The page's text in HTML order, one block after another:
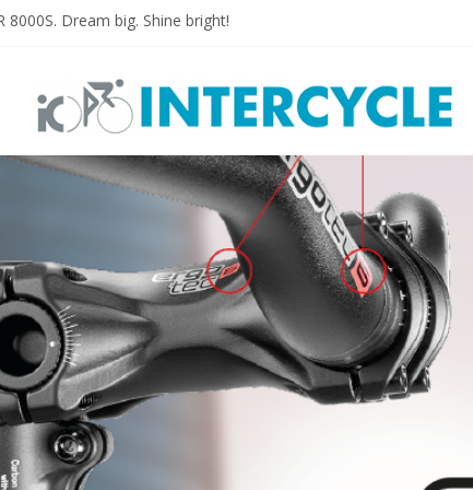
8000S. Dream big. Shine bright!
E-PLUS
for E-bikes